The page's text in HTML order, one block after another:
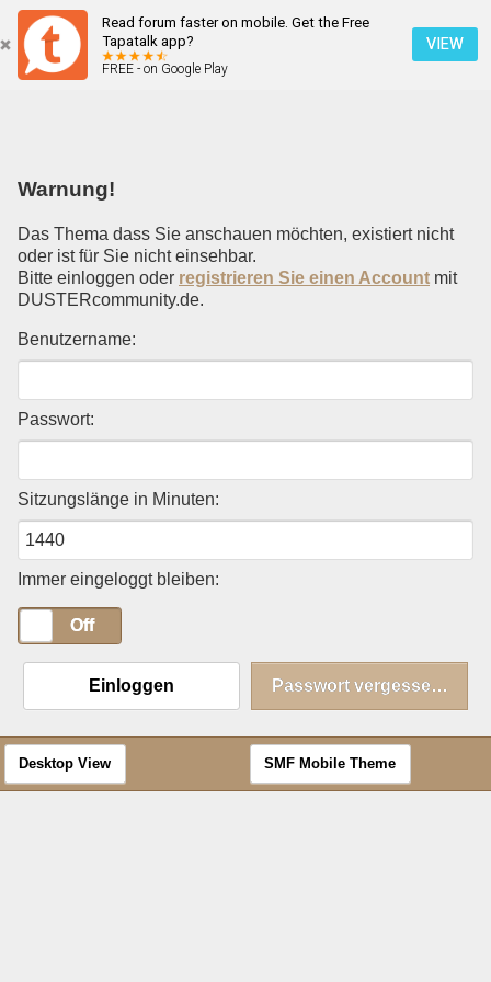
Read forum faster on mobile. Get the Free
Tapatalk app?
FREE - on Google Play
VIEW
Einloggen
Warnung!
Das Thema dass Sie anschauen möchten, existiert nicht
oder ist für Sie nicht einsehbar.
Bitte einloggen oder registrieren Sie einen Account mit
DUSTERcommunity.de.
Benutzername:
Passwort:
Sitzungslänge in Minuten:
Immer eingeloggt bleiben:
Off
Einloggen Passwort vergessen?
Desktop View SMF Mobile Theme